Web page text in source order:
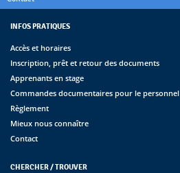
INFOS PRATIQUES
Accès et horaires
Inscription, prêt et retour des documents
Apprenants en stage
Commandes documentaires pour le personnel
Règlement
Mieux nous connaître
Contact
CHERCHER / TROUVER